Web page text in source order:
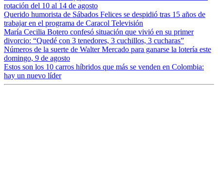
rotación del 10 al 14 de agosto
Querido humorista de Sábados Felices se despidió tras 15 años de
trabajar en el programa de Caracol Televisión
María Cecilia Botero confesó situación que vivió en su primer
divorcio: “Quedé con 3 tenedores, 3 cuchillos, 3 cucharas”
Números de la suerte de Walter Mercado para ganarse la lotería este
domingo, 9 de agosto
Estos son los 10 carros híbridos que más se venden en Colombia:
hay un nuevo líder